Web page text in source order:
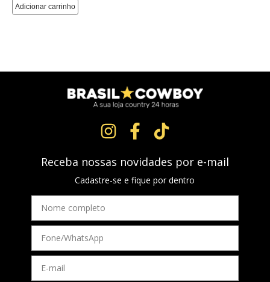
Receba nossas novidades por e-mail
Cadastre-se e fique por dentro